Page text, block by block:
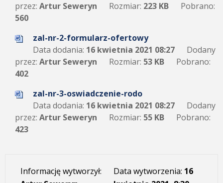
przez: Artur Seweryn Rozmiar: 223 KB
Pobrano:
560
zal-nr-2-formularz-ofertowy
Data dodania: 16 kwietnia 2021 08:27
Dodany
przez: Artur Seweryn Rozmiar: 53 KB
Pobrano:
402
zal-nr-3-oswiadczenie-rodo
Data dodania: 16 kwietnia 2021 08:27
Dodany
przez: Artur Seweryn Rozmiar: 55 KB
Pobrano:
423
Informację wytworzył:
Data wytworzenia: 16